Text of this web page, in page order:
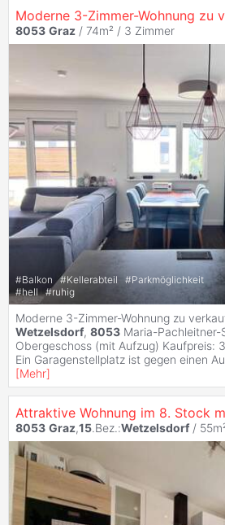
Moderne 3-Zimmer-Wohnung zu
8053 Graz / 74m² / 3 Zimmer
#Balkon #Kellerabteil #Parkmöglichkeit
#hell #ruhig
Moderne 3-Zimmer-Wohnung zu
Wetzelsdorf, 8053 Maria-Pachleitner-
Obergeschoss (mit Aufzug) Kaufpreis:
Ein Garagenstellplatz ist gegen einen
[Mehr]
8053 Graz,15.Bez.:Wetzelsdorf /